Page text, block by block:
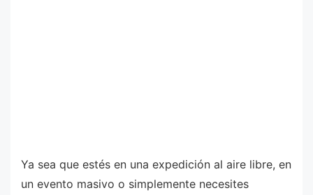
Ya sea que estés en una expedición al aire libre, en
un evento masivo o simplemente necesites